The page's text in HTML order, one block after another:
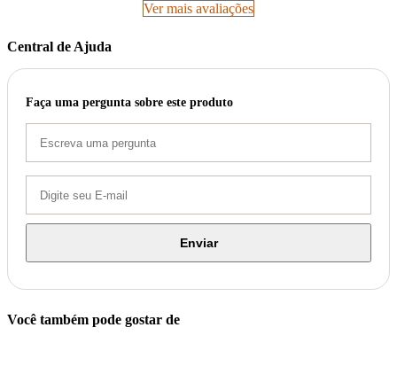
Ver mais avaliações
Central de Ajuda
Faça uma pergunta sobre este produto
Enviar
Você também pode gostar de